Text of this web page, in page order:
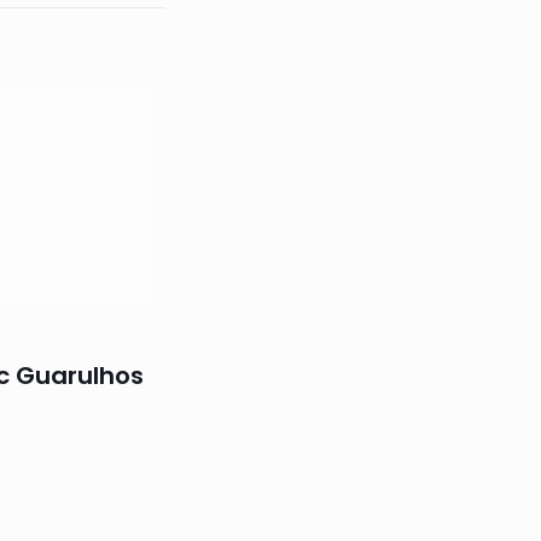
Guarulhos